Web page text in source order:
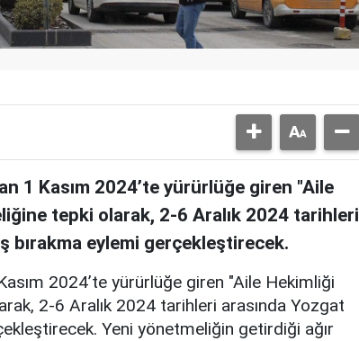
1 Kasım 2024’te yürürlüğe giren "Aile
tepki olarak, 2-6 Aralık 2024 tarihleri
bırakma eylemi gerçekleştirecek.
2024’te yürürlüğe giren "Aile Hekimliği
2-6 Aralık 2024 tarihleri arasında Yozgat
Yeni yönetmeliğin getirdiği ağır